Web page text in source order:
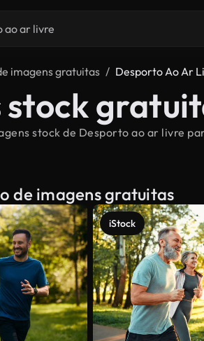
imagens gratuitas Desporto Ao Ar
stock
stock de Desporto ao ar livre
de imagens gratuitas
iStock